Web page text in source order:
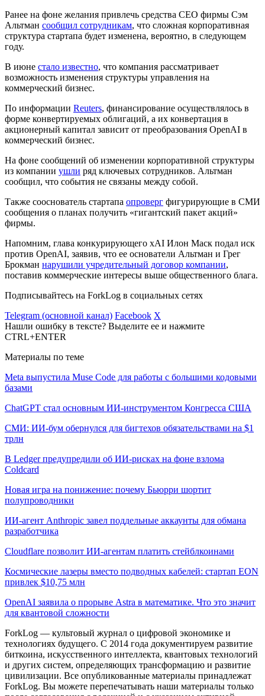
Ранее на фоне желания привлечь средства CEO фирмы Сэм
Альтман сообщил сотрудникам, что сложная корпоративная
структура стартапа будет изменена, вероятно, в следующем
году.
В июне стало известно, что компания рассматривает
возможность изменения структуры управления на
коммерческий бизнес.
По информации Reuters, финансирование осуществлялось в
форме конвертируемых облигаций, а их конвертация в
акционерный капитал зависит от преобразования OpenAI в
коммерческий бизнес.
На фоне сообщений об изменении корпоративной структуры
из компании ушли ряд ключевых сотрудников. Альтман
сообщил, что события не связаны между собой.
Также сооснователь стартапа опроверг фигурирующие в СМИ
сообщения о планах получить «гигантский пакет акций»
фирмы.
Напомним, глава конкурирующего xAI Илон Маск подал иск
против OpenAI, заявив, что ее основатели Альтман и Грег
Брокман нарушили учредительный договор компании,
поставив коммерческие интересы выше общественного блага.
Подписывайтесь на ForkLog в социальных сетях
Telegram (основной канал) Facebook X
Нашли ошибку в тексте? Выделите ее и нажмите
CTRL+ENTER
Материалы по теме
Meta выпустила Muse Code для работы с большими кодовыми
базами
ChatGPT стал основным ИИ-инструментом Конгресса США
СМИ: ИИ-бум обернулся для бигтехов обязательствами на $1
трлн
В Ledger предупредили об ИИ-рисках на фоне взлома
Coldcard
Новая игра на понижение: почему Бьюрри шортит
полупроводники
ИИ-агент Anthropic завел поддельные аккаунты для обмана
разработчика
Cloudflare позволит ИИ-агентам платить стейблкоинами
Космические лазеры вместо подводных кабелей: стартап EON
привлек $10,75 млн
OpenAI заявила о прорыве Astra в математике. Что это значит
для квантовой сложности
ForkLog — культовый журнал о цифровой экономике и
технологиях будущего. С 2014 года документируем развитие
биткоина, искусственного интеллекта, квантовых технологий
и других систем, определяющих трансформацию и развитие
цивилизации. Все опубликованные материалы принадлежат
ForkLog. Вы можете перепечатывать наши материалы только